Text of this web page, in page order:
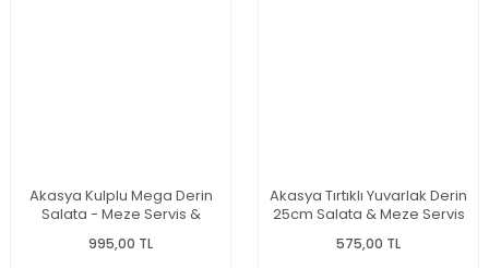
Akasya Kulplu Mega Derin
Salata - Meze Servis &
995,00 TL
Akasya Tırtıklı Yuvarlak Derin
25cm Salata & Meze Servis
575,00 TL